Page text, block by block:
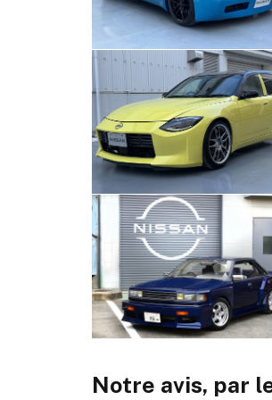
Notre avis, par